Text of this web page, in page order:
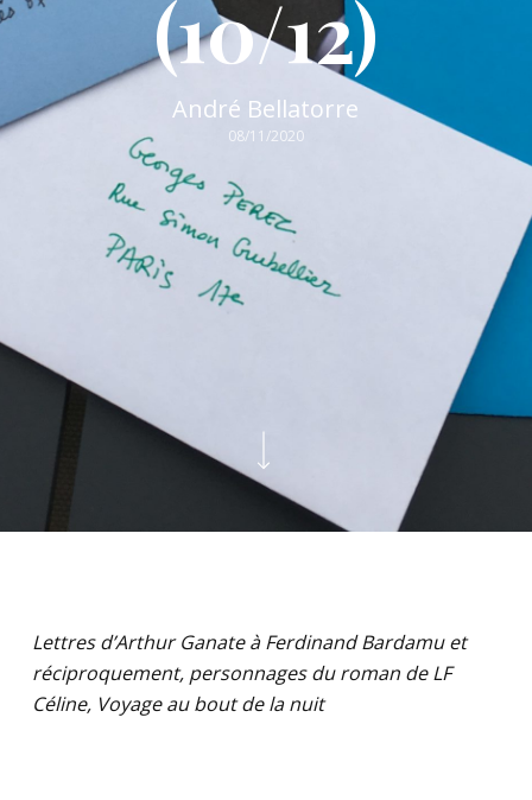
(10/12)
André Bellatorre
08/11/2020
Lettres d’Arthur Ganate à Ferdinand Bardamu et
réciproquement, personnages du roman de LF
Céline, Voyage au bout de la nuit